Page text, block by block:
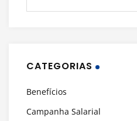
CATEGORIAS
Benefícios
Campanha Salarial